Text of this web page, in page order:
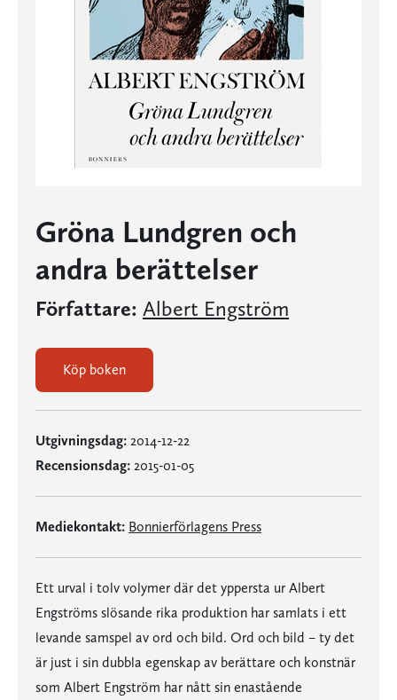
Gröna Lundgren och
andra berättelser
Författare: Albert Engström
Köp boken
Utgivningsdag: 2014-12-22
Recensionsdag: 2015-01-05
Mediekontakt: Bonnierförlagens Press
Ett urval i tolv volymer där det yppersta ur Albert
Engströms slösande rika produktion har samlats i ett
levande samspel av ord och bild. Ord och bild – ty det
är just i sin dubbla egenskap av berättare och konstnär
som Albert Engström har nått sin enastående